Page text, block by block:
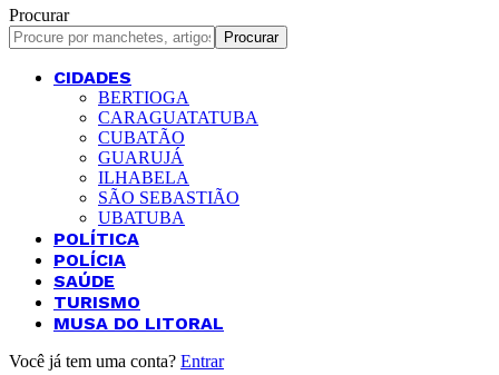
Procurar
CIDADES
BERTIOGA
CARAGUATATUBA
CUBATÃO
GUARUJÁ
ILHABELA
SÃO SEBASTIÃO
UBATUBA
POLÍTICA
POLÍCIA
SAÚDE
TURISMO
MUSA DO LITORAL
Você já tem uma conta? Entrar